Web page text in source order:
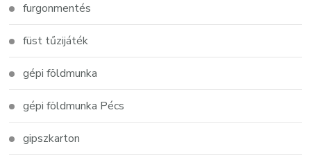
furgonmentés
füst tűzijáték
gépi földmunka
gépi földmunka Pécs
gipszkarton